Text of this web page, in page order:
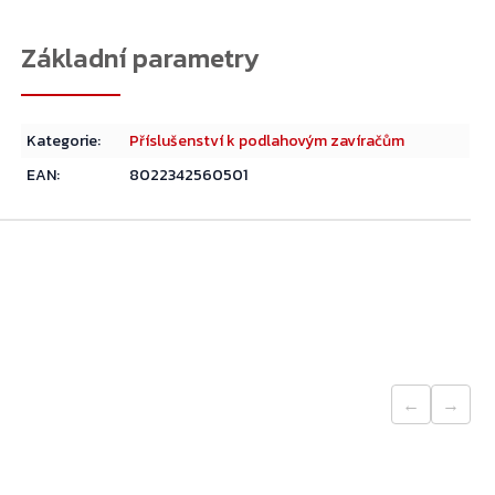
Kategorie:
Příslušenství k podlahovým zavíračům
EAN: 8022342560501
← →
Přejít do košíku